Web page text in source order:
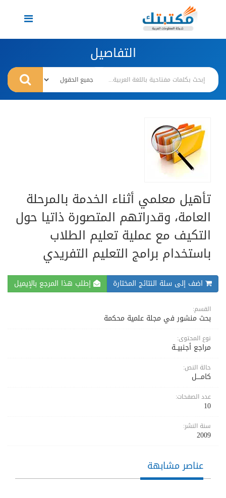
Toggle
navigation
التفاصيل
تأهيل معلمي أثناء الخدمة بالمرحلة
العامة، وقدراتهم المتصورة ذاتيا حول
التكيف مع عملية تعليم الطلاب
باستخدام برامج التعليم التفريدي
اضف إلى سلة النتائج المختارة إطلب هذا المرجع بالإيميل
القسم:
بحث منشور في مجلة علمية محكمة
نوع المحتوى:
مراجع أجنبيــة
حالة النص:
كامــــل
عدد الصفحات:
10
سنة النشر:
2009
عناصر مشابهة